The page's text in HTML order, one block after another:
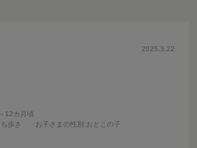
2025.3.22
12カ月頃
歩き お子さまの性別 :おとこの子